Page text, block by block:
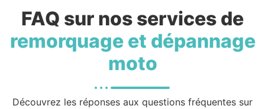
FAQ sur nos services de
remorquage et dépannage
moto
Découvrez les réponses aux questions fréquentes sur